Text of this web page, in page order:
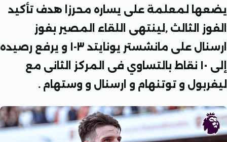
لمعلمة على يساره محرزا هدف تأكيد
الثالث ,لينتهى اللقاء المصير بفوز
ارسنال على مانشستر يونايتد ٣-١ و يرفع رصيده
إلى ١٠ نقاط بالتساوي فى المركز الثانى مع
و توتنهام و ارسنال و وستهام .